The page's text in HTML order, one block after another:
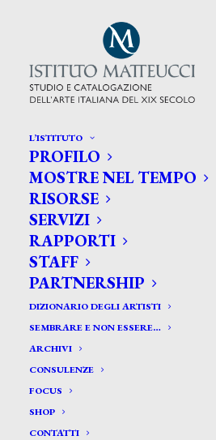
L’ISTITUTO
PROFILO
MOSTRE NEL TEMPO
RISORSE
SERVIZI
RAPPORTI
STAFF
PARTNERSHIP
DIZIONARIO DEGLI ARTISTI
SEMBRARE E NON ESSERE…
ARCHIVI
CONSULENZE
FOCUS
SHOP
CONTATTI
CERCA TRA GLI ARTISTI:
Search
for:
Venna Lucio